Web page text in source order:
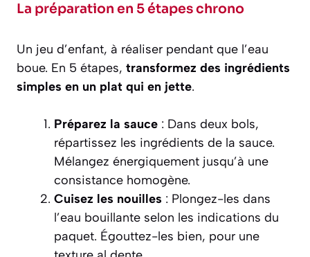
La préparation en 5 étapes chrono
Un jeu d’enfant, à réaliser pendant que l’eau
boue. En 5 étapes, transformez des ingrédients
simples en un plat qui en jette.
Préparez la sauce : Dans deux bols,
répartissez les ingrédients de la sauce.
Mélangez énergiquement jusqu’à une
consistance homogène.
Cuisez les nouilles : Plongez-les dans
l’eau bouillante selon les indications du
paquet. Égouttez-les bien, pour une